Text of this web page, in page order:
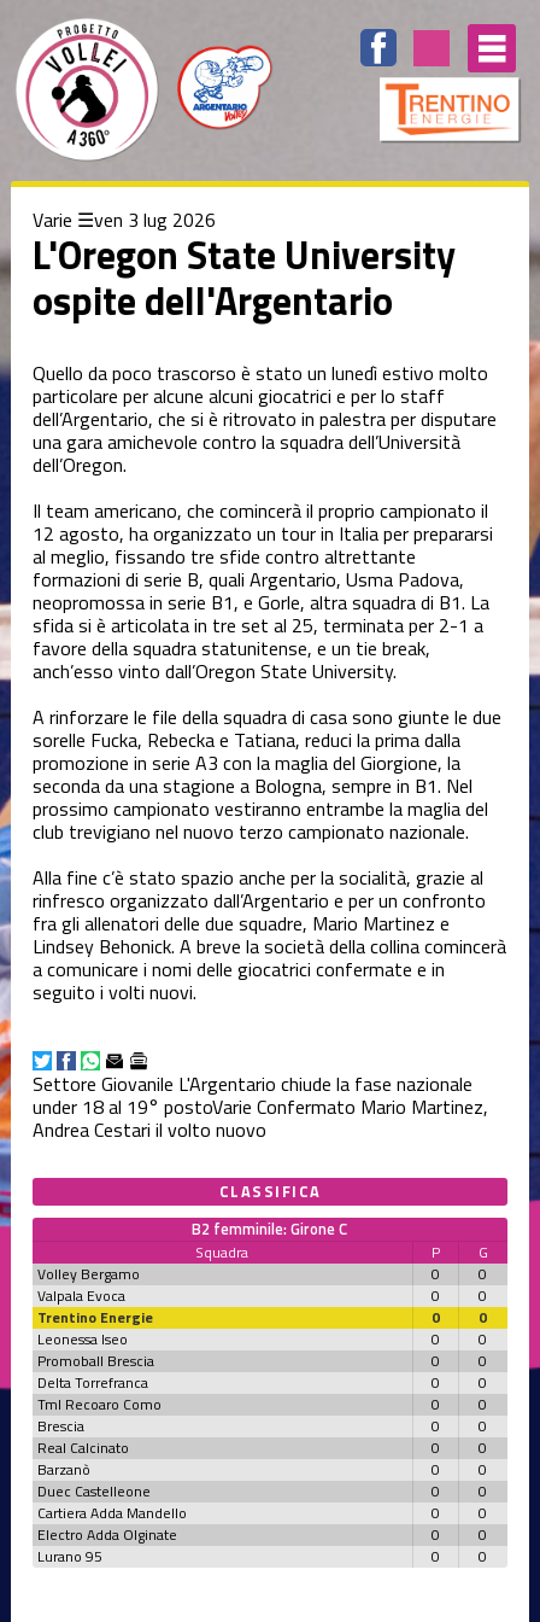
Varie ven 3 lug 2026
L'Oregon State University
ospite dell'Argentario
Quello da poco trascorso è stato un lunedì estivo molto
particolare per alcune alcuni giocatrici e per lo staff
dell’Argentario, che si è ritrovato in palestra per disputare
una gara amichevole contro la squadra dell’Università
dell’Oregon.
Il team americano, che comincerà il proprio campionato il
12 agosto, ha organizzato un tour in Italia per prepararsi
al meglio, fissando tre sfide contro altrettante
formazioni di serie B, quali Argentario, Usma Padova,
neopromossa in serie B1, e Gorle, altra squadra di B1. La
sfida si è articolata in tre set al 25, terminata per 2-1 a
favore della squadra statunitense, e un tie break,
anch’esso vinto dall’Oregon State University.
A rinforzare le file della squadra di casa sono giunte le due
sorelle Fucka, Rebecka e Tatiana, reduci la prima dalla
promozione in serie A3 con la maglia del Giorgione, la
seconda da una stagione a Bologna, sempre in B1. Nel
prossimo campionato vestiranno entrambe la maglia del
club trevigiano nel nuovo terzo campionato nazionale.
Alla fine c’è stato spazio anche per la socialità, grazie al
rinfresco organizzato dall’Argentario e per un confronto
fra gli allenatori delle due squadre, Mario Martinez e
Lindsey Behonick. A breve la società della collina comincerà
a comunicare i nomi delle giocatrici confermate e in
seguito i volti nuovi.
Settore Giovanile L'Argentario chiude la fase nazionale
under 18 al 19° postoVarie Confermato Mario Martinez,
Andrea Cestari il volto nuovo
degli
argomenti
delle
notizie:
Serie B1
Serie B2
Settore
Giovanile
Summer
Camp
Tecnica
Varie
CLASSIFICA
B2 femminile: Girone C
Squadra P
G
Volley Bergamo
0
0
Valpala Evoca
0
0
Trentino Energie
0
0
Leonessa Iseo
0
0
Promoball Brescia
0
0
Delta Torrefranca
0
0
Tml Recoaro Como
0
0
Brescia
0
0
Real Calcinato
0
0
Barzanò
0
0
Duec Castelleone
0
0
Cartiera Adda Mandello
0
0
Electro Adda Olginate
0
0
Lurano 95
0 0